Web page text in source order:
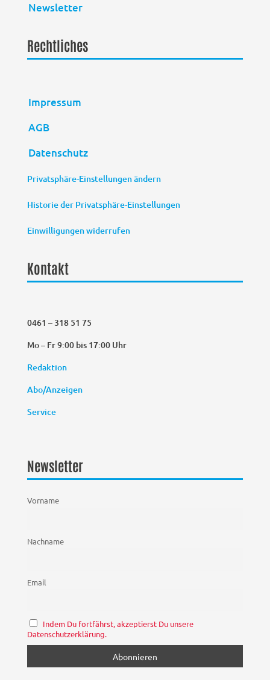
Newsletter
Rechtliches
Impressum
AGB
Datenschutz
Privatsphäre-Einstellungen ändern
Historie der Privatsphäre-Einstellungen
Einwilligungen widerrufen
Kontakt
0461 – 318 51 75
Mo – Fr 9:00 bis 17:00 Uhr
Redaktion
Abo/Anzeigen
Service
Newsletter
Vorname
Nachname
Email
Indem Du fortfährst, akzeptierst Du unsere
Datenschutzerklärung.